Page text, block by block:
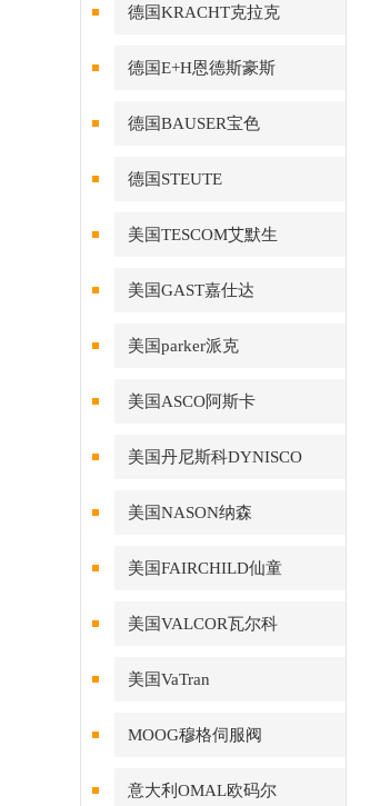
德国KRACHT克拉克
德国E+H恩德斯豪斯
德国BAUSER宝色
德国STEUTE
美国TESCOM艾默生
美国GAST嘉仕达
美国parker派克
美国ASCO阿斯卡
美国丹尼斯科DYNISCO
美国NASON纳森
美国FAIRCHILD仙童
美国VALCOR瓦尔科
美国VaTran
MOOG穆格伺服阀
意大利OMAL欧码尔